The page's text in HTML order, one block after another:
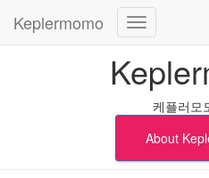
Keplermomo
내비게이션
케플러모
About